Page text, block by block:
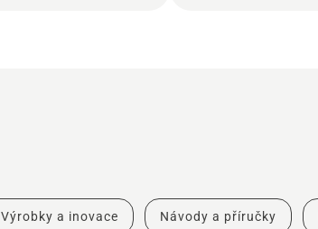
Výrobky a inovace Návody a příručky